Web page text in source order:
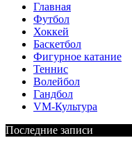
Главная
Футбол
Хоккей
Баскетбол
Фигурное катание
Теннис
Волейбол
Гандбол
VM-Культура
Последние записи